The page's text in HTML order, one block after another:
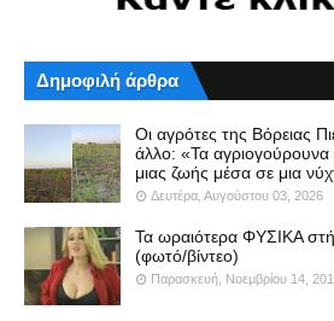
Δημοφιλή άρθρα
Οι αγρότες της Βόρειας
άλλο: «Τα
μιας ζωής μέσα σε μια
Δευτέρα, Αυγούστου 03, 2026
Τα ωραιότερα ΦΥΣΙΚΑ
(φωτό/βίντεο)
Παρασκευή, Νοεμβρίου 14,